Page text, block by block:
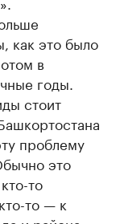
как это было
в
годы.
стоит
проблему
это
то
то — к